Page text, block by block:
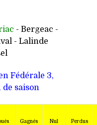
- Bergeac -
- Lalinde
Fédérale 3,
saison
Gagnés Nul Perdus